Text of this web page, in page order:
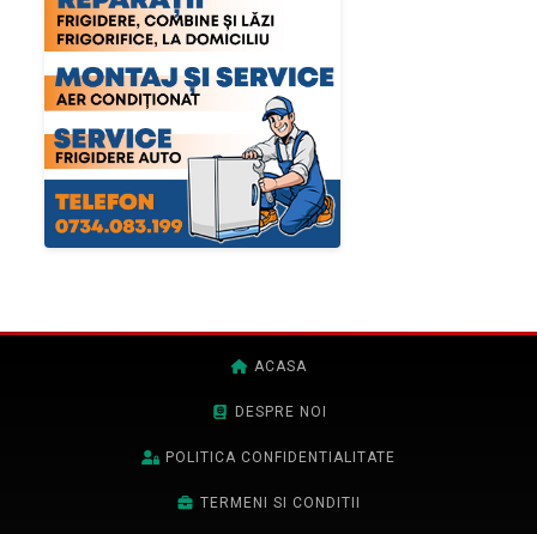
ACASA
DESPRE NOI
POLITICA CONFIDENTIALITATE
TERMENI SI CONDITII